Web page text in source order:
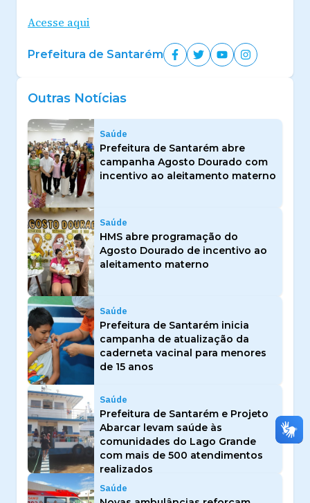
Acesse aqui
Prefeitura de Santarém
Outras Notícias
Saúde
Prefeitura de Santarém abre
campanha Agosto Dourado com
incentivo ao aleitamento materno
Saúde
HMS abre programação do
Agosto Dourado de incentivo ao
aleitamento materno
Saúde
Prefeitura de Santarém inicia
campanha de atualização da
caderneta vacinal para menores
de 15 anos
Saúde
Prefeitura de Santarém e Projeto
Abarcar levam saúde às
comunidades do Lago Grande
com mais de 500 atendimentos
realizados
Saúde